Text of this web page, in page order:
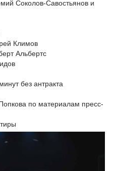
Соколов-Савостьянов и
Климов
Альбертс
без антракта
по материалам пресс-